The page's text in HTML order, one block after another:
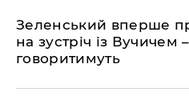
​Зеленський вперше
на зустріч із Вучичем
говоритимуть